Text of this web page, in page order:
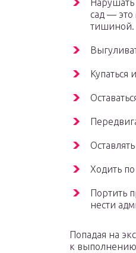
сад — это
тишиной.
Купаться
Ходить
Портить
нести
Попадая на
к выполнению